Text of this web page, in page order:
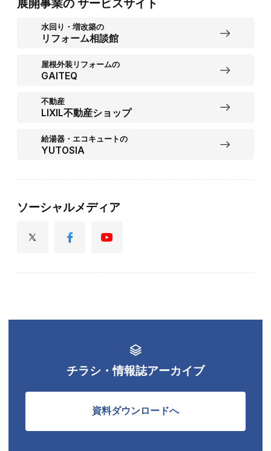
展開事業の サービスサイト
水回り・増改築の
リフォーム相談館
屋根外装リフォームの
GAITEQ
不動産
LIXIL不動産ショップ
給湯器・エコキュートの
YUTOSIA
ソーシャルメディア
チラシ・情報誌アーカイブ
資料ダウンロードへ